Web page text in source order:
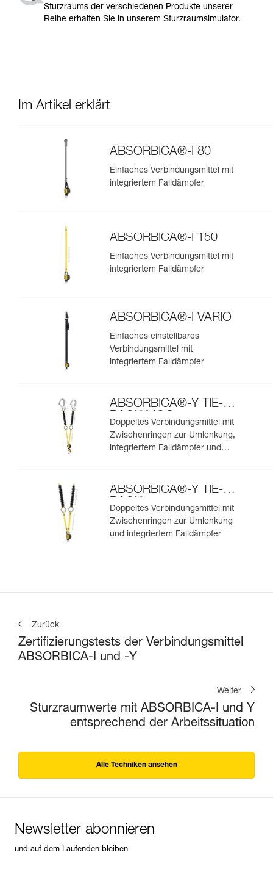
Sturzraums der verschiedenen Produkte unserer
Reihe erhalten Sie in unserem Sturzraumsimulator.
Im Artikel erklärt
ABSORBICA®-I 80
Einfaches Verbindungsmittel mit
integriertem Falldämpfer
ABSORBICA®-I 150
Einfaches Verbindungsmittel mit
integriertem Falldämpfer
ABSORBICA®-I VARIO
Einfaches einstellbares
Verbindungsmittel mit
integriertem Falldämpfer
ABSORBICA®-Y TIE-
BACK MGO
Doppeltes Verbindungsmittel mit
Zwischenringen zur Umlenkung,
integriertem Falldämpfer und
ABSORBICA®-Y TIE-
BACK
Doppeltes Verbindungsmittel mit
Zwischenringen zur Umlenkung
und integriertem Falldämpfer
Zurück
Zertifizierungstests der Verbindungsmittel
ABSORBICA-I und -Y
Weiter
Sturzraumwerte mit ABSORBICA-I und Y
entsprechend der Arbeitssituation
Alle Techniken ansehen
Newsletter abonnieren
und auf dem Laufenden bleiben